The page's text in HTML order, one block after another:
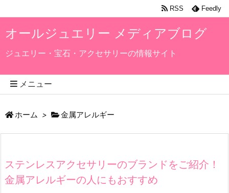
オールジュエリー メディアブログ
ジュエリー・宝石・アクセサリーの情報サイト
メニュー
RSS Feedly
ホーム > 金属アレルギー
ステンレスアクセサリーのブランドをご紹介！
金属アレルギーの人にもおすすめ